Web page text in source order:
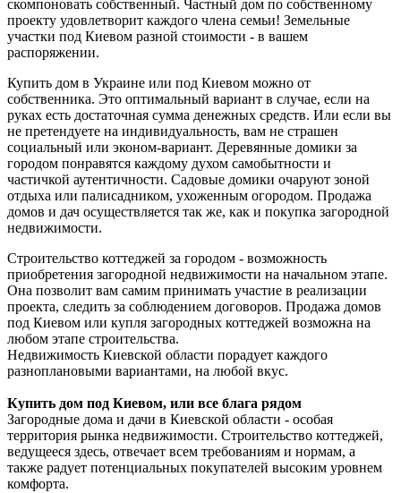
скомпоновать собственный. Частный дом по собственному
проекту удовлетворит каждого члена семьи! Земельные
участки под Киевом разной стоимости - в вашем
распоряжении.
Купить дом в Украине или под Киевом можно от
собственника. Это оптимальный вариант в случае, если на
руках есть достаточная сумма денежных средств. Или если вы
не претендуете на индивидуальность, вам не страшен
социальный или эконом-вариант. Деревянные домики за
городом понравятся каждому духом самобытности и
частичкой аутентичности. Садовые домики очаруют зоной
отдыха или палисадником, ухоженным огородом. Продажа
домов и дач осуществляется так же, как и покупка загородной
недвижимости.
Строительство коттеджей за городом - возможность
приобретения загородной недвижимости на начальном этапе.
Она позволит вам самим принимать участие в реализации
проекта, следить за соблюдением договоров. Продажа домов
под Киевом или купля загородных коттеджей возможна на
любом этапе строительства.
Недвижимость Киевской области порадует каждого
разноплановыми вариантами, на любой вкус.
Купить дом под Киевом, или все блага рядом
Загородные дома и дачи в Киевской области - особая
территория рынка недвижимости. Строительство коттеджей,
ведущееся здесь, отвечает всем требованиям и нормам, а
также радует потенциальных покупателей высоким уровнем
комфорта.